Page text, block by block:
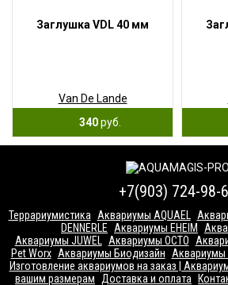
Заглушка VDL 40 мм
Van De Lande
340руб.
+7(903) 724-98-
Террариумистика Аквариумы AQUAEL
DENNERLE
Аквариумы EHEIM
Аквариумы JUWEL
Аквариумы OCTO
Pet Worx Аквариумы Биодизайн
Аквариумы
Изготовление аквариумов на заказ |
вашим размерам
Доставка и оплата